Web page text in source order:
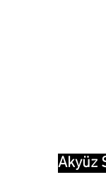
Akyüz